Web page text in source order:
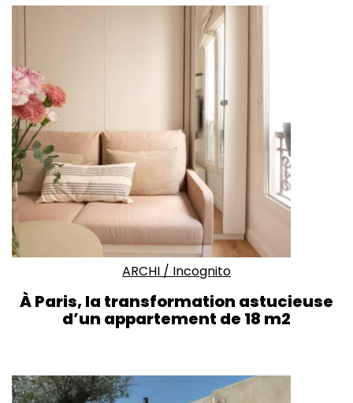
ARCHI / Incognito
À Paris, la transformation astucieuse
d’un appartement de 18 m2